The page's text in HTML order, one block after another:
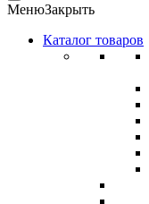
МенюЗакрыть
Каталог товаров